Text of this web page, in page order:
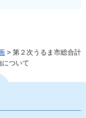
> 第２次うるま市総合計
ついて